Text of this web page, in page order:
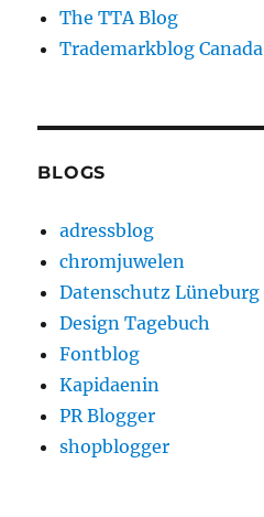
The TTA Blog
Trademarkblog Canada
BLOGS
adressblog
chromjuwelen
Datenschutz Lüneburg
Design Tagebuch
Fontblog
Kapidaenin
PR Blogger
shopblogger